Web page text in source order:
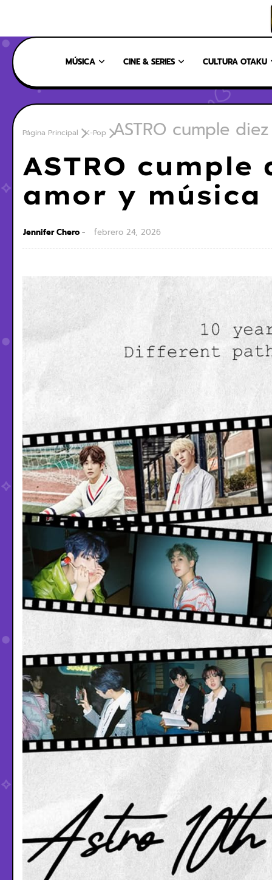
MÚSICA CINE & SERIES CULTURA OTAKU
Página Principal K-Pop ASTRO cumple
ASTRO
amor y música
Jennifer Chero febrero 24, 2026